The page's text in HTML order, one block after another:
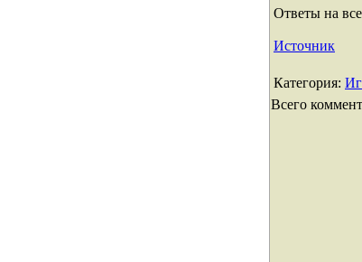
Ответы на
Источник
Категория:
Всего